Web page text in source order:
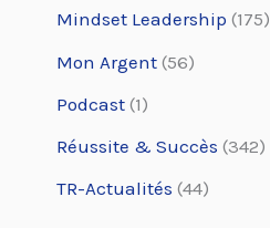
Mindset Leadership (175)
Mon Argent (56)
Podcast (1)
Réussite & Succès (342)
TR-Actualités (44)